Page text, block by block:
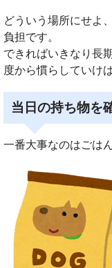
どういう場所にせよ
負担です。
できればいきなり長
度から慣らしていけ
当日の持ち物を
一番大事なのはごは